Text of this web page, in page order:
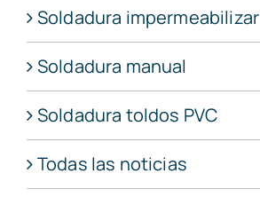
Soldadura impermeabilizar
Soldadura manual
Soldadura toldos PVC
Todas las noticias